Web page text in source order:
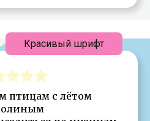
птицам с лётом
Красивый шрифт